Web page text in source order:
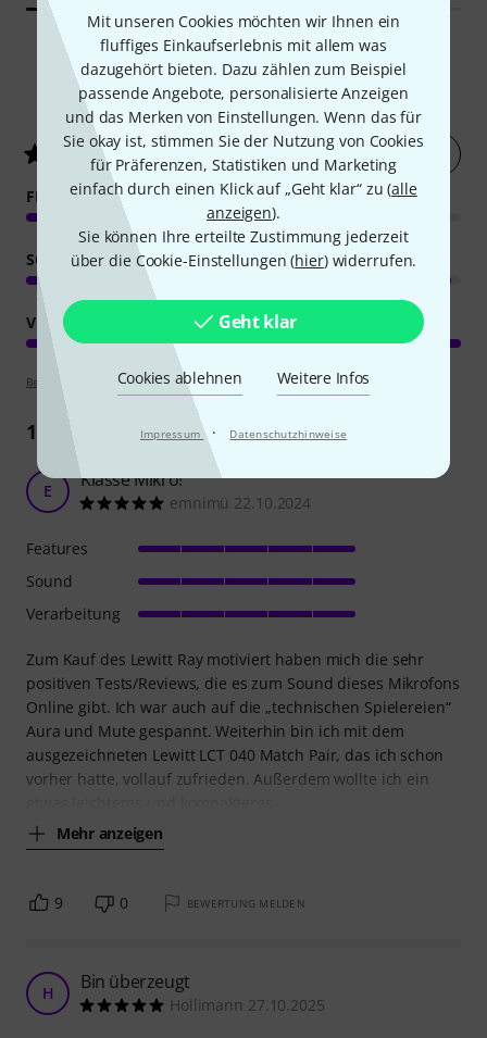
Mit unseren Cookies möchten wir Ihnen ein
fluffiges Einkaufserlebnis mit allem was
dazugehört bieten. Dazu zählen zum Beispiel
passende Angebote, personalisierte Anzeigen
und das Merken von Einstellungen. Wenn das für
Sie okay ist, stimmen Sie der Nutzung von Cookies
für Präferenzen, Statistiken und Marketing
einfach durch einen Klick auf „Geht klar“ zu (alle
anzeigen).
Sie können Ihre erteilte Zustimmung jederzeit
über die Cookie-Einstellungen (hier) widerrufen.
Geht klar
Cookies ablehnen Weitere Infos
Impressum · Datenschutzhinweise
18Kundenbewertungen
4.9/ 5 Jetzt bewerten
FEATURES
SOUND
VERARBEITUNG
Bewertungsrichtlinien
10 Rezensionen
E Klasse Mikro!
emnimü 22.10.2024
Zum Kauf des Lewitt Ray motiviert haben mich die sehr
positiven Tests/Reviews, die es zum Sound dieses Mikrofons
Online gibt. Ich war auch auf die „technischen Spielereien“
Aura und Mute gespannt. Weiterhin bin ich mit dem
ausgezeichneten Lewitt LCT 040 Match Pair, das ich schon
vorher hatte, vollauf zufrieden. Außerdem wollte ich ein
Mehr anzeigen
Features
Sound
Verarbeitung
9 0 BEWERTUNG MELDEN
H Bin überzeugt
Hollimann 27.10.2025